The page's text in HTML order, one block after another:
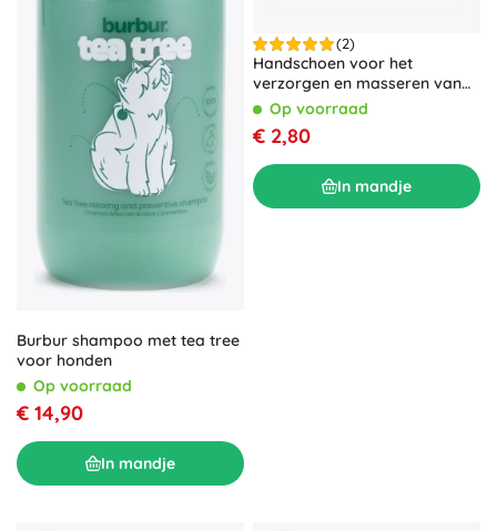
Burbur shampoo met tea tree
voor honden
Op voorraad
€ 14,90
In mandje
(2)
Handschoen voor het
verzorgen en masseren van
honden
Op voorraad
€ 2,80
In mandje